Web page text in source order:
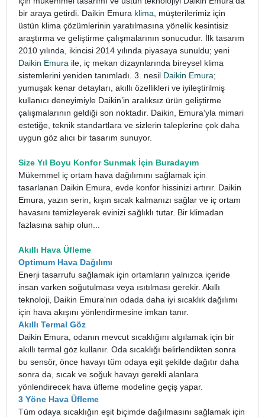
bir araya getirdi. Daikin Emura klima , müşterilerimiz için
üstün klima çözümlerinin yaratılmasına yönelik kesintisiz
araştırma ve geliştirme çalışmalarının sonucudur. İlk tasarım
2010 yılında, ikincisi 2014 yılında piyasaya sunuldu; yeni
Daikin Emura ile, iç mekan dizaynlarında bireysel klima
sistemlerini yeniden tanımladı. 3. nesil Daikin Emura;
yumuşak kenar detayları, akıllı özellikleri ve iyileştirilmiş
kullanıcı deneyimiyle Daikin’in aralıksız ürün geliştirme
çalışmalarının geldiği son noktadır. Daikin, Emura’yla mimari
estetiğe, teknik standartlara ve sizlerin taleplerine çok daha
uygun göz alıcı bir tasarım sunuyor.
Size Yıl Boyu Konfor Sunmak İçin Buradayım
Mükemmel iç ortam hava dağılımını sağlamak için
tasarlanan Daikin Emura, evde konfor hissinizi artırır. Daikin
Emura, yazın serin, kışın sıcak kalmanızı sağlar ve iç ortam
havasını temizleyerek evinizi sağlıklı tutar. Bir klimadan
fazlasına sahip olun...
Akıllı Hava Üfleme
Optimum Hava Dağılımı
Enerji tasarrufu sağlamak için ortamların yalnızca içeride
insan varken soğutulması veya ısıtılması gerekir. Akıllı
teknoloji, Daikin Emura'nın odada daha iyi sıcaklık dağılımı
için hava akışını yönlendirmesine imkan tanır.
Akıllı Termal Göz
Daikin Emura, odanın mevcut sıcaklığını algılamak için bir
akıllı termal göz kullanır. Oda sıcaklığı belirlendikten sonra
bu sensör, önce havayı tüm odaya eşit şekilde dağıtır daha
sonra da, sıcak ve soğuk havayı gerekli alanlara
yönlendirecek hava üfleme modeline geçiş yapar.
3 Yöne Hava Üfleme
Tüm odaya sıcaklığın eşit biçimde dağılmasını sağlamak için